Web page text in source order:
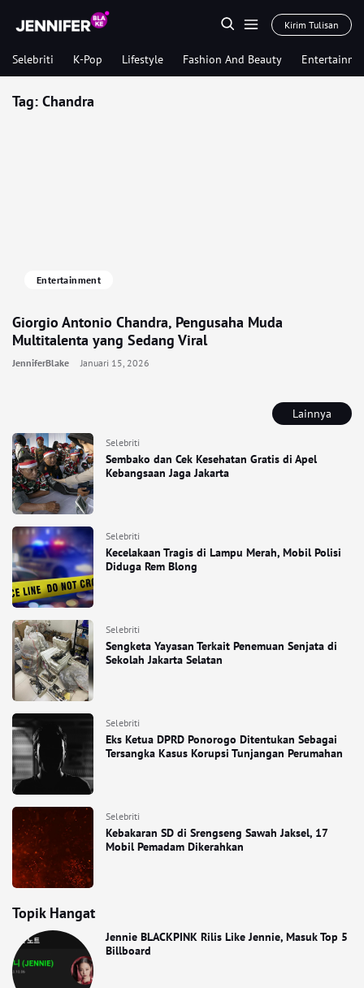
Kirim Tulisan
Selebriti K-Pop Lifestyle Fashion And Beauty
Lainnya
Selebriti
Sembako dan Cek Kesehatan Gratis di Apel
Kebangsaan Jaga Jakarta
Selebriti
Kecelakaan Tragis di Lampu Merah, Mobil Polisi
Diduga Rem Blong
Selebriti
Sengketa Yayasan Terkait Penemuan Senjata di
Sekolah Jakarta Selatan
Selebriti
Eks Ketua DPRD Ponorogo Ditentukan Sebagai
Tersangka Kasus Korupsi Tunjangan Perumahan
Selebriti
Kebakaran SD di Srengseng Sawah Jaksel, 17
Mobil Pemadam Dikerahkan
Topik Hangat
Jennie BLACKPINK Rilis Like Jennie, Masuk Top 5
Billboard
Tag: Chandra
Entertainment
Giorgio Antonio Chandra, Pengusaha Muda
Multitalenta yang Sedang Viral
JenniferBlake Januari 15, 2026